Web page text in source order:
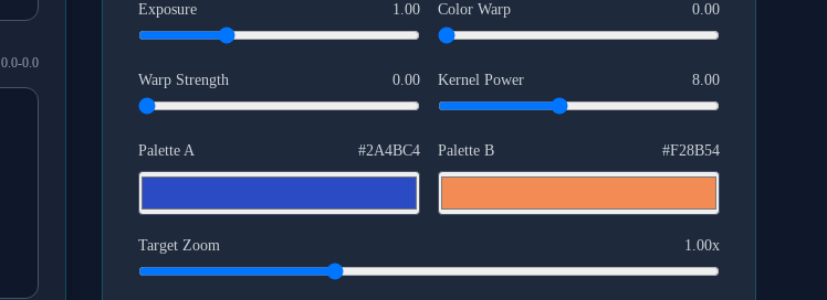
0.0-0.0
Exposure 1.00 Color Warp 0.00
Warp Strength 0.00 Kernel Power 8.00
Palette A #2A4BC4 Palette B #F28B54
Target Zoom 1.00x